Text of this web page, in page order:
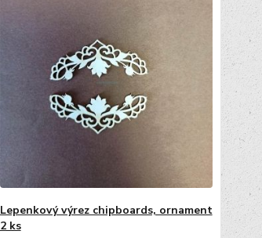
Lepenkový výrez chipboards, ornament
2 ks